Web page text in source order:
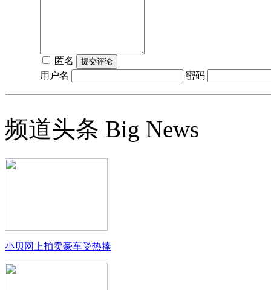
匿名
用户名
密码
频道头条 Big News
小贝网上拍卖豪车受热捧